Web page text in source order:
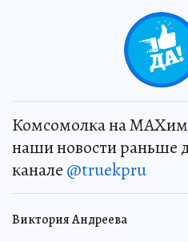
Комсомолка на
наши новости раньше
канале @truekpru
Виктория Андреева